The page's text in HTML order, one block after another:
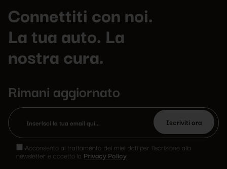
Connettiti con noi.
La tua auto. La
nostra cura.
Rimani aggiornato
Si
prega
Acconsento al trattamento dei miei dati per l’iscrizione alla
newsletter e accetto la Privacy Policy.